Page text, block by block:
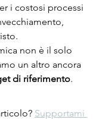
i costosi processi
non è il solo
un altro ancora
di riferimento.
Supportami